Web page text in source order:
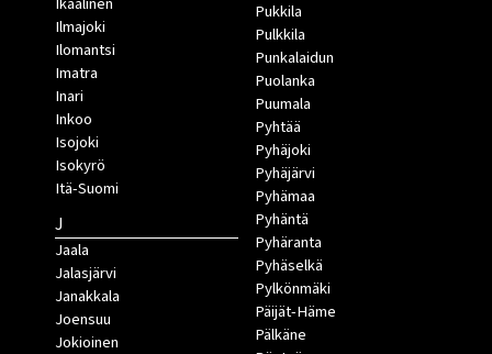
Ilmajoki
Ilomantsi
Imatra
Inari
Inkoo
Isojoki
Isokyrö
Itä-Suomi
J
Jaala
Jalasjärvi
Janakkala
Joensuu
Jokioinen
Pukkila
Pulkkila
Punkalaidun
Puolanka
Puumala
Pyhtää
Pyhäjoki
Pyhäjärvi
Pyhämaa
Pyhäntä
Pyhäranta
Pyhäselkä
Pylkönmäki
Päijät-Häme
Pälkäne